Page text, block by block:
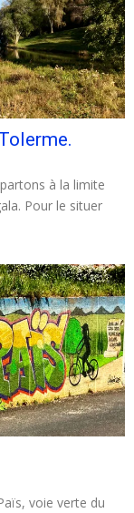
à la limite
Pour le situer
voie verte du